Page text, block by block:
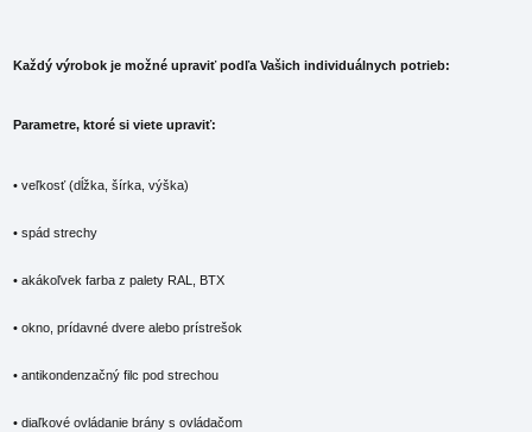
Každý výrobok je možné upraviť podľa Vašich individuálnych potrieb:
Parametre, ktoré si viete upraviť:
• veľkosť (dĺžka, šírka, výška)
• spád strechy
• akákoľvek farba z palety RAL, BTX
• okno, prídavné dvere alebo prístrešok
• antikondenzačný filc pod strechou
• diaľkové ovládanie brány s ovládačom